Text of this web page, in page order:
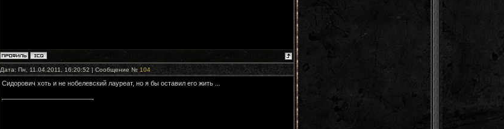
Дата: Пн, 11.04.2011, 16:20:52 | Сообщение № 104
Сидорович хоть и не нобелевский лауреат, но я бы оставил его жить ...